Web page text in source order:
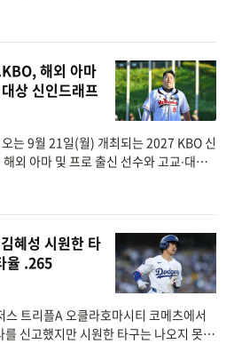
해외 아마
상 신인드래프
는 9월 21일(월) 개최되는 2027 KBO 신
외 아마 및 프로 출신 선수와 고교∙대학
혜성 시원한 타
율 .265
트리플A 오클라호마시티 코메츠에서
신고했지만 시원한 타구는 나오지 못했